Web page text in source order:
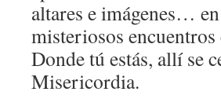
altares e imágenes…
misteriosos
Donde tú estás, allí se
Misericordia.